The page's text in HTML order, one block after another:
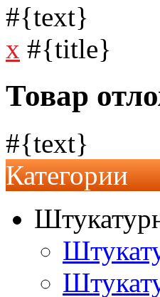
#{text}
x #{title}
Товар
#{text}
Категории